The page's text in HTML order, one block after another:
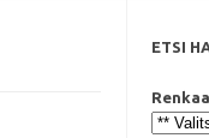
ETSI